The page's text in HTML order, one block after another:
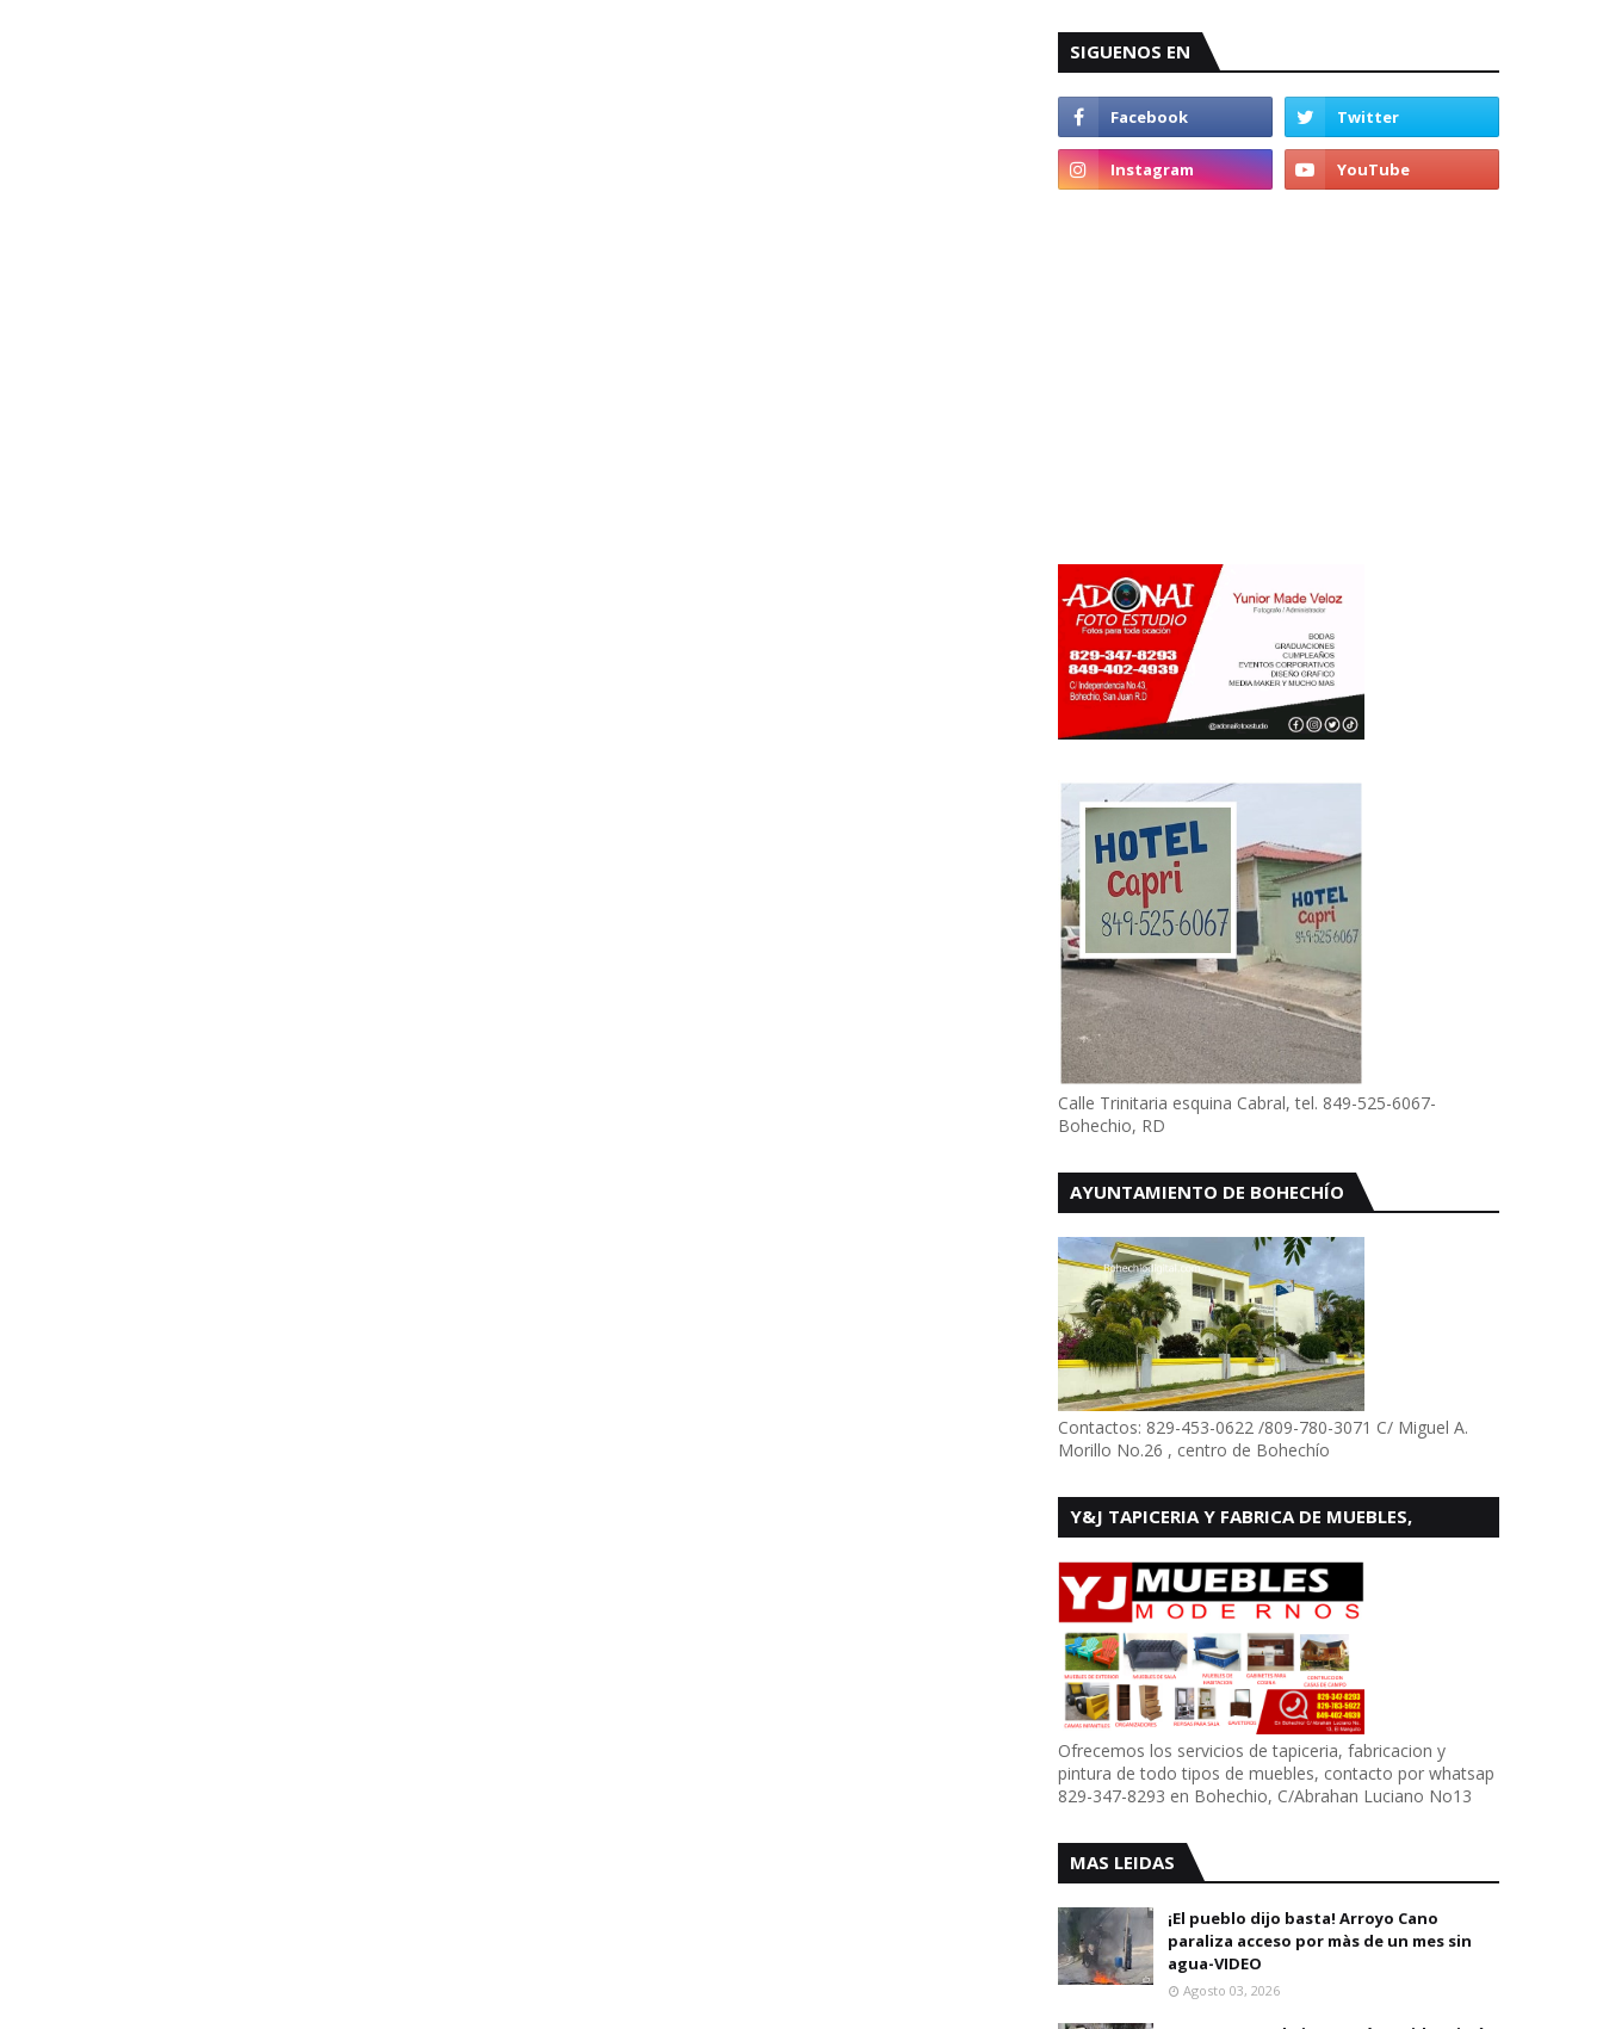
SIGUENOS EN
Calle Trinitaria esquina Cabral, tel. 849-525-6067-
Bohechio, RD
AYUNTAMIENTO DE BOHECHÍO
Contactos: 829-453-0622 /809-780-3071 C/ Miguel A.
Morillo No.26 , centro de Bohechío
Y&J TAPICERIA Y FABRICA DE MUEBLES,
Ofrecemos los servicios de tapiceria, fabricacion y
pintura de todo tipos de muebles, contacto por whatsap
829-347-8293 en Bohechio, C/Abrahan Luciano No13
MAS LEIDAS
¡El pueblo dijo basta! Arroyo Cano
paraliza acceso por màs de un mes sin
agua-VIDEO
Agosto 03, 2026